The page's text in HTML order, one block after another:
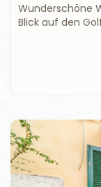
Wunderschöne
Blick auf den